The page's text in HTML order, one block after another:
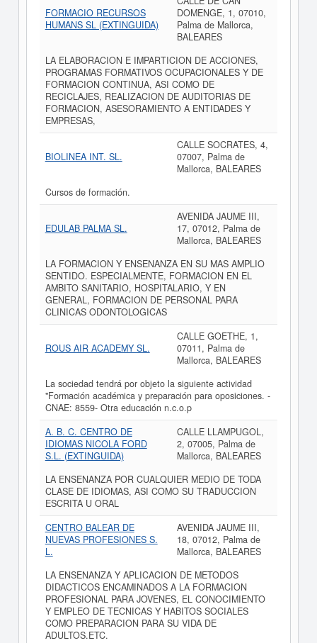
FORMACIO RECURSOS
HUMANS SL (EXTINGUIDA)
DOMENGE, 1, 07010,
Palma de Mallorca,
BALEARES
LA ELABORACION E IMPARTICION DE ACCIONES,
PROGRAMAS FORMATIVOS OCUPACIONALES Y DE
FORMACION CONTINUA, ASI COMO DE
RECICLAJES, REALIZACION DE AUDITORIAS DE
FORMACION, ASESORAMIENTO A ENTIDADES Y
EMPRESAS,
BIOLINEA INT. SL.
CALLE SOCRATES, 4,
07007, Palma de
Mallorca, BALEARES
Cursos de formación.
EDULAB PALMA SL.
AVENIDA JAUME III,
17, 07012, Palma de
Mallorca, BALEARES
LA FORMACION Y ENSENANZA EN SU MAS AMPLIO
SENTIDO. ESPECIALMENTE, FORMACION EN EL
AMBITO SANITARIO, HOSPITALARIO, Y EN
GENERAL, FORMACION DE PERSONAL PARA
CLINICAS ODONTOLOGICAS
ROUS AIR ACADEMY SL.
CALLE GOETHE, 1,
07011, Palma de
Mallorca, BALEARES
La sociedad tendrá por objeto la siguiente actividad
"Formación académica y preparación para oposiciones. -
CNAE: 8559- Otra educación n.c.o.p
A. B. C. CENTRO DE
IDIOMAS NICOLA FORD
S.L. (EXTINGUIDA)
CALLE LLAMPUGOL,
2, 07005, Palma de
Mallorca, BALEARES
LA ENSENANZA POR CUALQUIER MEDIO DE TODA
CLASE DE IDIOMAS, ASI COMO SU TRADUCCION
ESCRITA U ORAL
CENTRO BALEAR DE
NUEVAS PROFESIONES S.
L.
AVENIDA JAUME III,
18, 07012, Palma de
Mallorca, BALEARES
LA ENSENANZA Y APLICACION DE METODOS
DIDACTICOS ENCAMINADOS A LA FORMACION
PROFESIONAL PARA JOVENES, EL CONOCIMIENTO
Y EMPLEO DE TECNICAS Y HABITOS SOCIALES
COMO PREPARACION PARA SU VIDA DE
ADULTOS.ETC.